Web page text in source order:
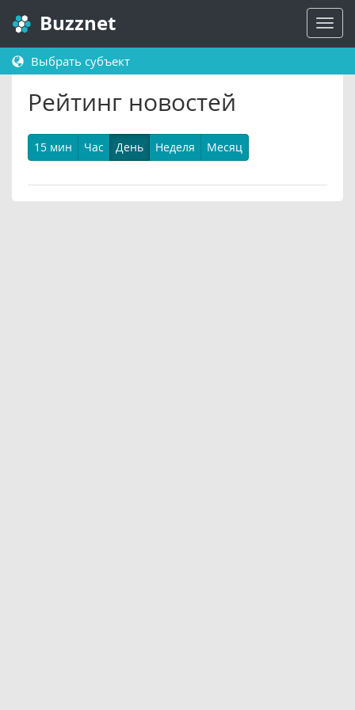
Buzznet
Выбрать субъект
Рейтинг новостей
15 мин Час День Неделя Месяц